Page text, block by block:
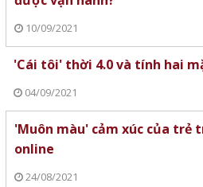
10/09/2021
'Cái tôi' thời 4.0 và tính hai
04/09/2021
'Muôn màu' cảm xúc của trẻ
online
24/08/2021